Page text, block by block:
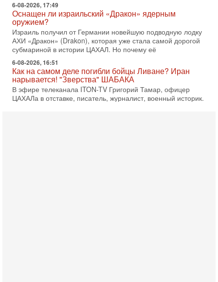
6-08-2026, 17:49
Оснащен ли израильский «Дракон» ядерным
оружием?
Израиль получил от Германии новейшую подводную лодку
АХИ «Дракон» (Drakon), которая уже стала самой дорогой
субмариной в истории ЦАХАЛ. Но почему её
6-08-2026, 16:51
Как на самом деле погибли бойцы Ливане? Иран
нарывается! "Зверства" ШАБАКА
В эфире телеканала ITON-TV Григорий Тамар, офицер
ЦАХАЛа в отставке, писатель, журналист, военный историк.